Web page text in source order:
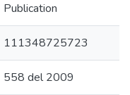
Publication
111348725723
558 del 2009